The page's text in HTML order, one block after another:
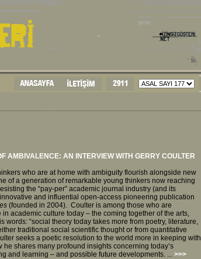
AMBIVALENCE: AN INTERVIEW WITH GERRY COULTER
who are at home with ambiguity flourish alongside new
of a generation of remarkable young thinkers now reaching
the “pay-per” academic journal industry (and its
and influential open-access pioneering publication
(founded in 2004). Coulter is among those who are
academic culture today – the coming together of the arts,
words: “social theory today takes more from poetry, literature,
traditional social scientific thought or from quantitative
seeks a poetic resolution to the world more in keeping with
shares many profound insights concerning today’s
and learning – and possible future developments. ... >>>